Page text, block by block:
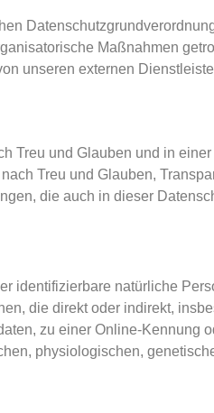
Maßnahmen
unseren externen
Treu und Glauben und in
Treu und Glauben,
die auch in dieser
identifizierbare natürliche
die direkt oder indirekt,
zu einer Online-Kennung
physiologischen,